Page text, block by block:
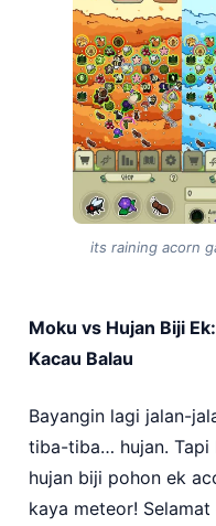
its raining acorn
Moku vs Hujan Biji
Kacau Balau
Bayangin lagi jalan-
tiba-tiba… hujan. Tapi
hujan biji pohon ek
kaya meteor!